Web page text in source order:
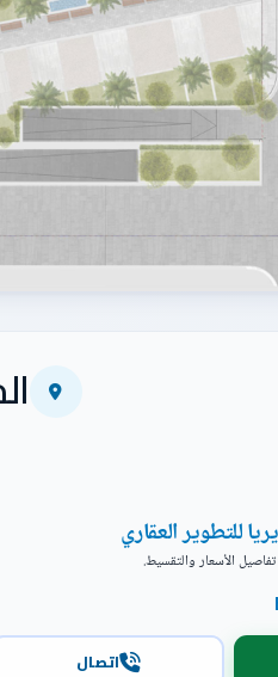
للتطوير العقاري
الأسعار والتقسيط.
اتصال